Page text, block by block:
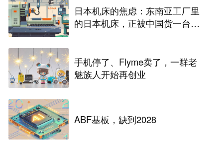
日本机床的焦虑：东南亚工厂里
的日本机床，正被中国货一台台
手机停了、Flyme卖了，一群老
魅族人开始再创业
ABF基板，缺到2028